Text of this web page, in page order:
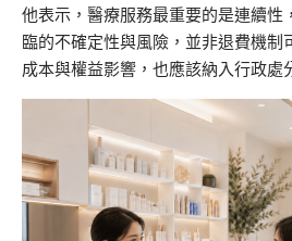
他表示，醫療服務最重要的是連續性
臨的不確定性與風險，並非退費機制
成本與權益影響，也應該納入行政處